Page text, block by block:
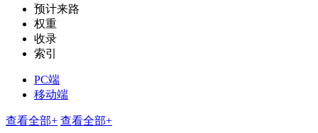
预计来路
权重
收录
索引
PC端
移动端
查看全部+ 查看全部+